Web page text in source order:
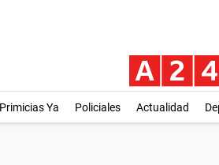
Primicias Ya Policiales Actualidad